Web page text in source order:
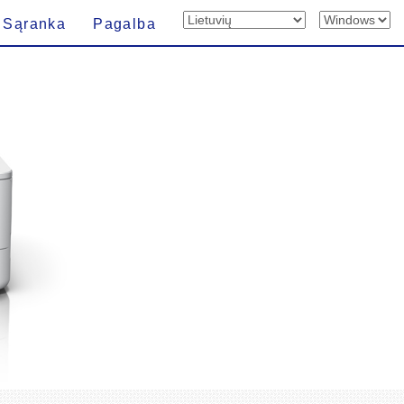
Sąranka Pagalba